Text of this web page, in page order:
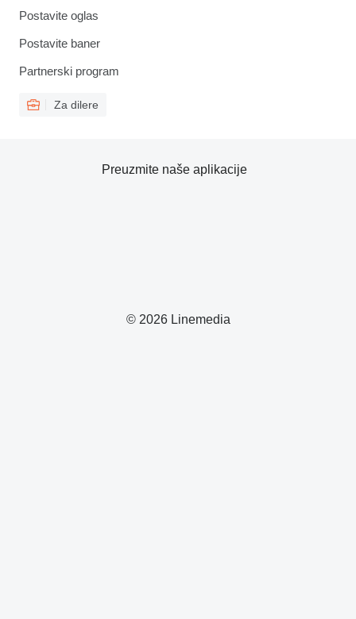
Postavite oglas
Postavite baner
Partnerski program
Za dilere
© 2026 Linemedia
Preuzmite naše aplikacije